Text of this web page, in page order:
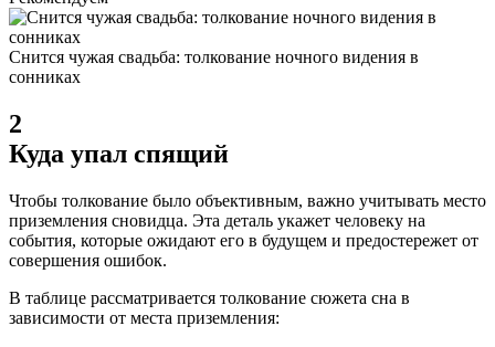
Снится чужая свадьба: толкование ночного видения в
сонниках
2
Куда упал спящий
Чтобы толкование было объективным, важно учитывать место
приземления сновидца. Эта деталь укажет человеку на
события, которые ожидают его в будущем и предостережет от
совершения ошибок.
В таблице рассматривается толкование сюжета сна в
зависимости от места приземления: